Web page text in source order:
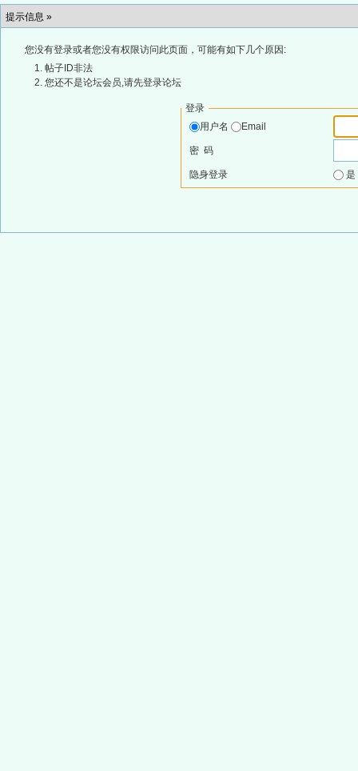
提示信息 »
您没有登录或者您没有权限访问此页面，可能有如下几个原因:
帖子ID非法
您还不是论坛会员,请先登录论坛
登录
用户名
Email
密 码
隐身登录